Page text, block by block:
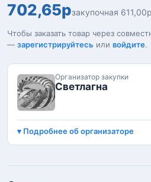
702,65рзакупочная 611,00р
Чтобы заказать товар через
— зарегистрируйтесь или войдите.
Организатор закупки
Светлагна
Подробнее об организаторе